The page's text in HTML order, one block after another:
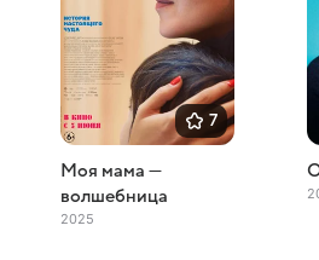
7
Моя мама —
волшебница
2025